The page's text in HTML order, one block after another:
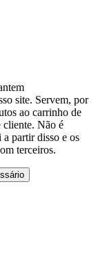
site. Servem, por
ao carrinho de
cliente. Não é
partir disso e os
terceiros.